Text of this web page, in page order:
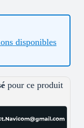
disponibles
pour ce produit